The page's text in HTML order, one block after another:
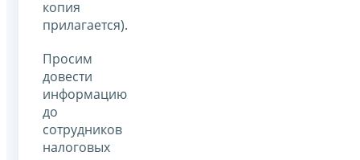
копия
прилагается).
Просим
довести
информацию
до
сотрудников
налоговых